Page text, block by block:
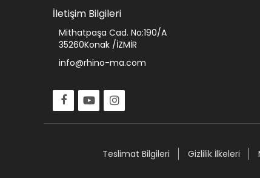
İletişim Bilgileri
Mithatpaşa Cad. No:190/A
35260Konak /İZMİR
info@rhino-ma.com
Teslimat Bilgileri Gizlilik İlkeleri